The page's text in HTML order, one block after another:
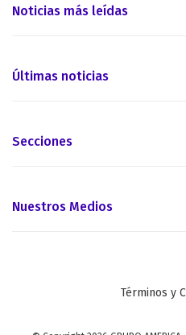
Noticias más leídas
Últimas noticias
Secciones
Nuestros Medios
Términos y